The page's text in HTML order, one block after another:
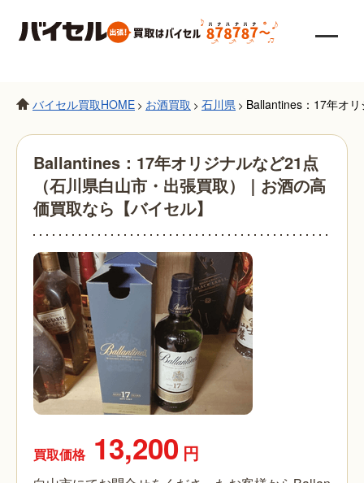
バイセル買取HOME > お酒買取 > 石川県 > Ballantines：17年オ
Ballantines：17年オリジナルなど21点
（石川県白山市・出張買取）｜お酒の高
価買取なら【バイセル】
買取価格 13,200 円